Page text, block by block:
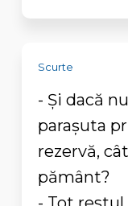
Scurte
- Şi dacă
paraşuta
rezervă,
pământ?